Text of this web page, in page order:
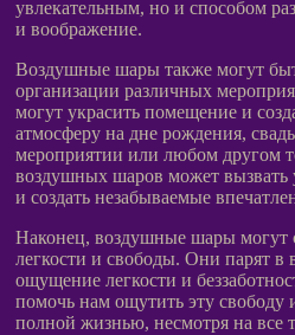
увлекательным, но и способом
и воображение.
Воздушные шары также могут
организации различных
могут украсить помещение и
атмосферу на дне рождения,
мероприятии или любом другом
воздушных шаров может вызвать
и создать незабываемые
Наконец, воздушные шары могут
легкости и свободы. Они парят в
ощущение легкости и
помочь нам ощутить эту свободу
полной жизнью, несмотря на все